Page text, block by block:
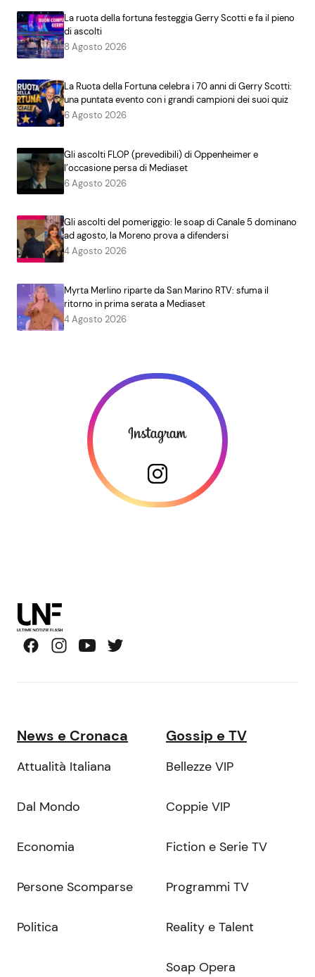
La ruota della fortuna festeggia Gerry Scotti e fa il pieno
di ascolti
8 Agosto 2026
La Ruota della Fortuna celebra i 70 anni di Gerry Scotti:
una puntata evento con i grandi campioni dei suoi quiz
6 Agosto 2026
Gli ascolti FLOP (prevedibili) di Oppenheimer e
l’occasione persa di Mediaset
6 Agosto 2026
Gli ascolti del pomeriggio: le soap di Canale 5 dominano
ad agosto, la Moreno prova a difendersi
4 Agosto 2026
Myrta Merlino riparte da San Marino RTV: sfuma il
ritorno in prima serata a Mediaset
4 Agosto 2026
News e Cronaca
Attualità Italiana
Dal Mondo
Economia
Persone Scomparse
Politica
Gossip e TV
Bellezze VIP
Coppie VIP
Fiction e Serie TV
Programmi TV
Reality e Talent
Soap Opera